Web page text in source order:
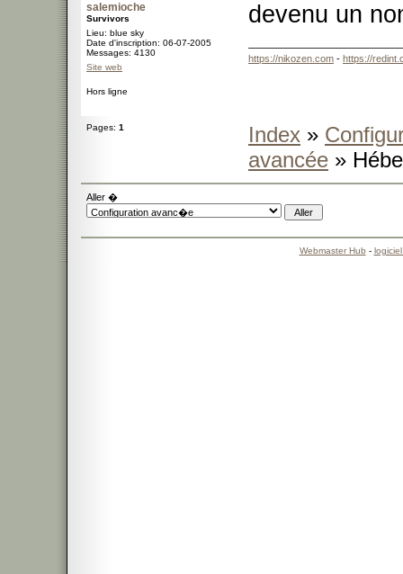
salemioche
Survivors
Lieu: blue sky
Date d'inscription: 06-07-2005
Messages: 4130
Site web
devenu un
https://nikozen.com - https://
Hors ligne
Pages: 1 Index »
avancée »
Aller �
Webmaster Hub -